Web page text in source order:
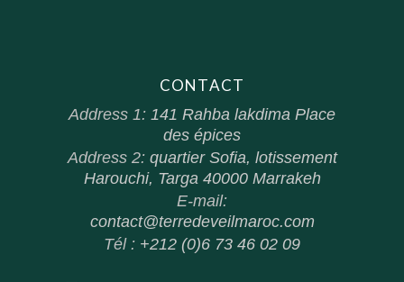
CONTACT
Address 1: 141 Rahba lakdima Place
des épices
Address 2: quartier Sofia, lotissement
Harouchi, Targa 40000 Marrakeh
E-mail:
contact@terredeveilmaroc.com
Tél : +212 (0)6 73 46 02 09